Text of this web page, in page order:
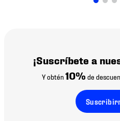
¡Suscríbete a
Y obtén10% de